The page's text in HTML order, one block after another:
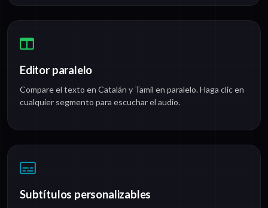
Editor paralelo
Compare el texto en Catalán y Tamil en paralelo. Haga clic en
cualquier segmento para escuchar el audio.
Subtítulos personalizables